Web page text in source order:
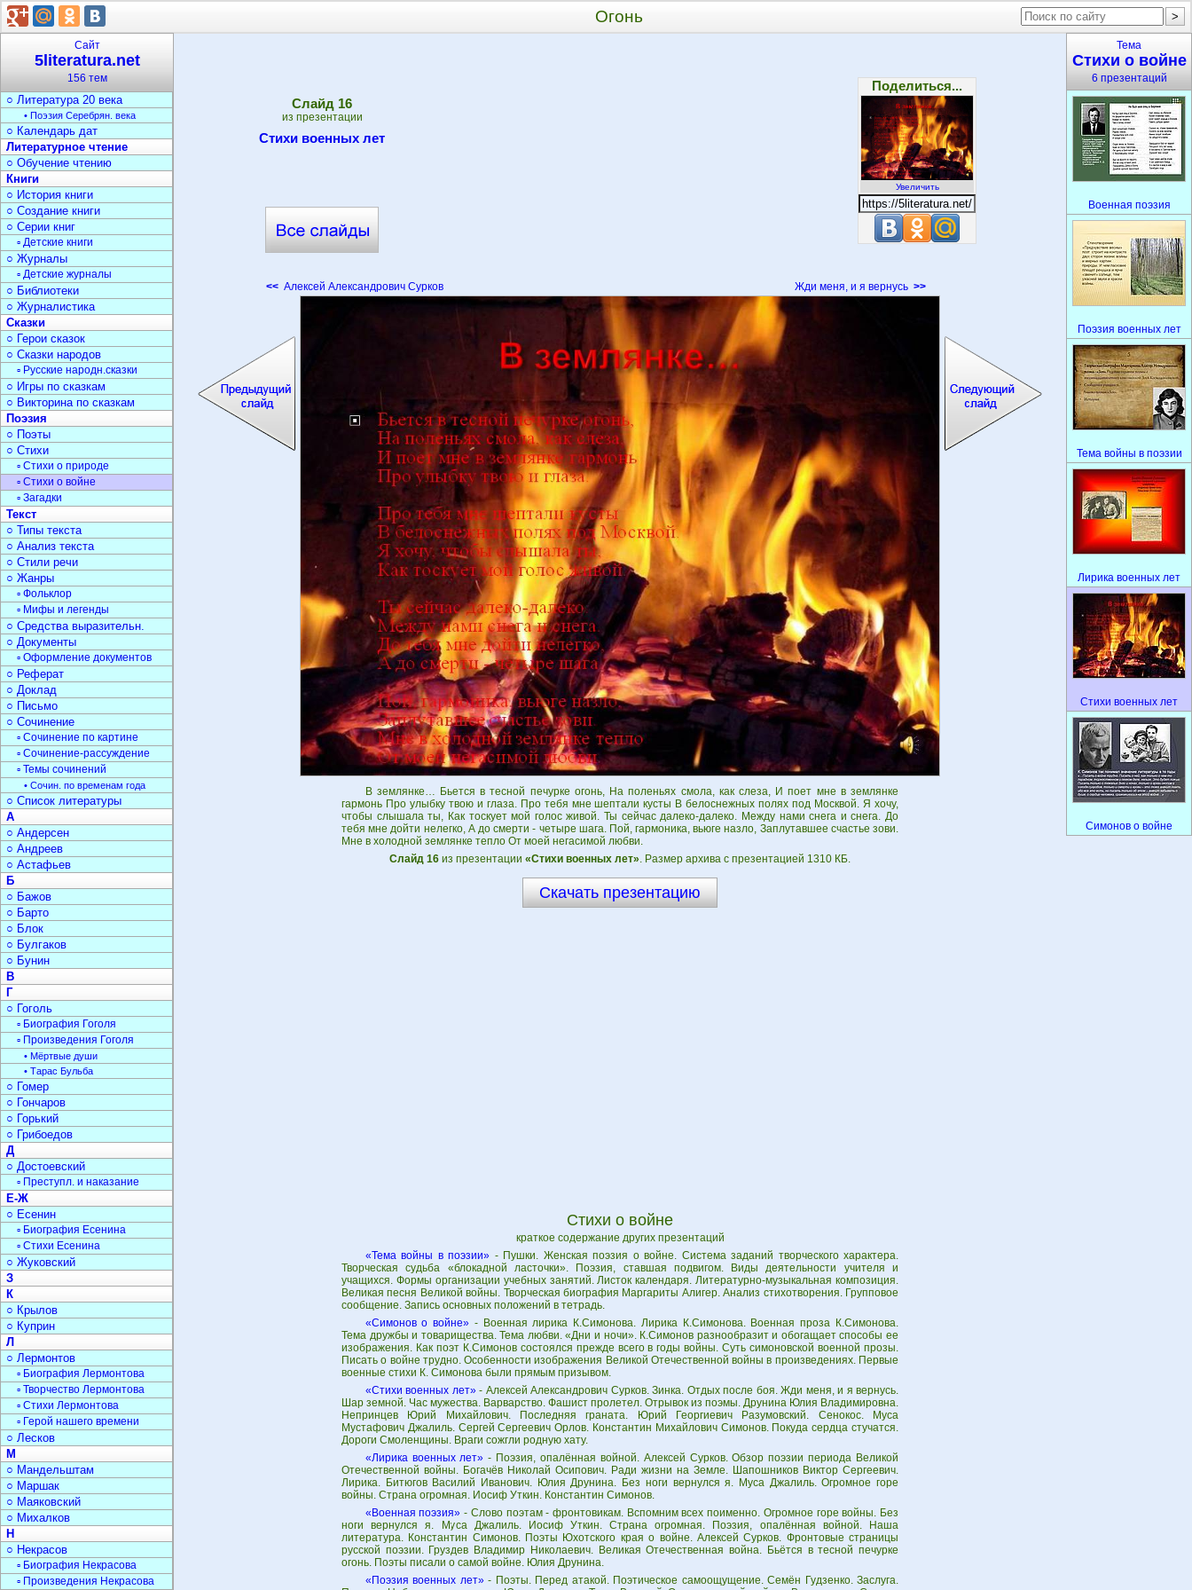
Огонь
Cлайд 16
из презентации
Стихи военных лет
Поделиться...
Увеличить
<< Алексей Александрович Сурков Жди меня, и я вернусь >>
В землянке… Бьется в тесной печурке огонь, На поленьях смола, как слеза, И поет мне в землянке
гармонь Про улыбку твою и глаза. Про тебя мне шептали кусты В белоснежных полях под Москвой. Я хочу,
чтобы слышала ты, Как тоскует мой голос живой. Ты сейчас далеко-далеко. Между нами снега и снега. До
тебя мне дойти нелегко, А до смерти - четыре шага. Пой, гармоника, вьюге назло, Заплутавшее счастье зови.
Мне в холодной землянке тепло От моей негасимой любви.
Слайд 16 из презентации «Стихи военных лет». Размер архива с презентацией 1310 КБ.
Скачать презентацию
Стихи о войне
краткое содержание других презентаций
«Тема войны в поэзии» - Пушки. Женская поэзия о войне. Система заданий творческого характера.
Творческая судьба «блокадной ласточки». Поэзия, ставшая подвигом. Виды деятельности учителя и
учащихся. Формы организации учебных занятий. Листок календаря. Литературно-музыкальная композиция.
Великая песня Великой войны. Творческая биография Маргариты Алигер. Анализ стихотворения. Групповое
сообщение. Запись основных положений в тетрадь.
«Симонов о войне» - Военная лирика К.Симонова. Лирика К.Симонова. Военная проза К.Симонова.
Тема дружбы и товарищества. Тема любви. «Дни и ночи». К.Симонов разнообразит и обогащает способы ее
изображения. Как поэт К.Симонов состоялся прежде всего в годы войны. Суть симоновской военной прозы.
Писать о войне трудно. Особенности изображения Великой Отечественной войны в произведениях. Первые
военные стихи К. Симонова были прямым призывом.
«Стихи военных лет»- Алексей Александрович Сурков. Зинка. Отдых после боя. Жди меня, и я вернусь.
Шар земной. Час мужества. Варварство. Фашист пролетел. Отрывок из поэмы. Друнина Юлия Владимировна.
Непринцев Юрий Михайлович. Последняя граната. Юрий Георгиевич Разумовский. Сенокос. Муса
Мустафович Джалиль. Сергей Сергеевич Орлов. Константин Михайлович Симонов. Покуда сердца стучатся.
Дороги Смоленщины. Враги сожгли родную хату.
«Лирика военных лет» - Поэзия, опалённая войной. Алексей Сурков. Обзор поэзии периода Великой
Отечественной войны. Богачёв Николай Осипович. Ради жизни на Земле. Шапошников Виктор Сергеевич.
Лирика. Битюгов Василий Иванович. Юлия Друнина. Без ноги вернулся я. Муса Джалиль. Огромное горе
войны. Страна огромная. Иосиф Уткин. Константин Симонов.
«Военная поэзия» - Слово поэтам - фронтовикам. Вспомним всех поименно. Огромное горе войны. Без
ноги вернулся я. Муса Джалиль. Иосиф Уткин. Страна огромная. Поэзия, опалённая войной. Наша
литература. Константин Симонов. Поэты Юхотского края о войне. Алексей Сурков. Фронтовые страницы
русской поэзии. Груздев Владимир Николаевич. Великая Отечественная война. Бьётся в тесной печурке
огонь. Поэты писали о самой войне. Юлия Друнина.
«Поэзия военных лет»- Поэты. Перед атакой. Поэтическое самоощущение. Семён Гудзенко. Заслуга.
Сайт
5literatura.net
156 тем
○ Писатели
История литературы
○ Древняя литература
○ Литерат. Средневековья
○ Литература 18 века
○ Литература 19 века
○ Литература 20 века
• Поэзия Серебрян. века
○ Календарь дат
Литературное чтение
○ Обучение чтению
Книги
○ История книги
○ Создание книги
○ Серии книг
▫ Детские книги
○ Журналы
▫ Детские журналы
○ Библиотеки
○ Журналистика
Сказки
○ Герои сказок
○ Сказки народов
▫ Русские народн.сказки
○ Игры по сказкам
○ Викторина по сказкам
Поэзия
○ Поэты
○ Стихи
▫ Стихи о природе
▫ Стихи о войне
▫ Загадки
Текст
○ Типы текста
○ Анализ текста
○ Стили речи
○ Жанры
▫ Фольклор
▫ Мифы и легенды
○ Средства выразительн.
○ Документы
▫ Оформление документов
○ Реферат
○ Доклад
○ Письмо
○ Сочинение
▫ Сочинение по картине
▫ Сочинение-рассуждение
▫ Темы сочинений
• Сочин. по временам года
○ Список литературы
А
○ Андерсен
○ Андреев
○ Астафьев
Б
○ Бажов
○ Барто
○ Блок
○ Булгаков
○ Бунин
В
Г
○ Гоголь
▫ Биография Гоголя
▫ Произведения Гоголя
• Мёртвые души
• Тарас Бульба
○ Гомер
○ Гончаров
○ Горький
○ Грибоедов
Д
○ Достоевский
▫ Преступл. и наказание
Е-Ж
○ Есенин
▫ Биография Есенина
▫ Стихи Есенина
○ Жуковский
З
К
○ Крылов
○ Куприн
Л
○ Лермонтов
▫ Биография Лермонтова
▫ Творчество Лермонтова
▫ Стихи Лермонтова
▫ Герой нашего времени
○ Лесков
М
○ Мандельштам
○ Маршак
○ Маяковский
○ Михалков
Н
○ Некрасов
▫ Биография Некрасова
▫ Произведения Некрасова
Тема
Стихи о войне
6 презентаций
Военная поэзия
Поэзия военных лет
Тема войны в поэзии
Лирика военных лет
Стихи военных лет
Симонов о войне